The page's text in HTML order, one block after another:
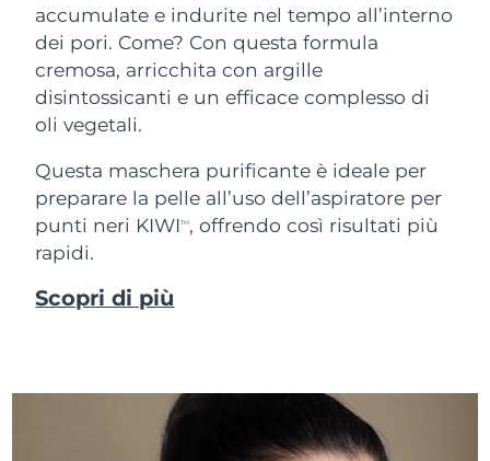
accumulate e indurite nel tempo all’interno
dei pori. Come? Con questa formula
cremosa, arricchita con argille
disintossicanti e un efficace complesso di
oli vegetali.
Questa maschera purificante è ideale per
preparare la pelle all’uso dell’aspiratore per
punti neri KIWITM, offrendo così risultati più
rapidi.
Scopri di più